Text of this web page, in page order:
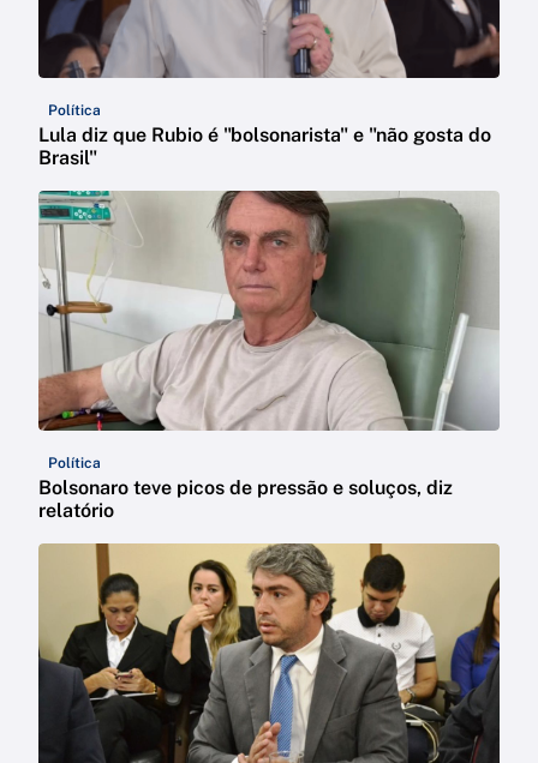
Política
Lula diz que Rubio é "bolsonarista" e "não gosta do
Brasil"
Política
Bolsonaro teve picos de pressão e soluços, diz
relatório